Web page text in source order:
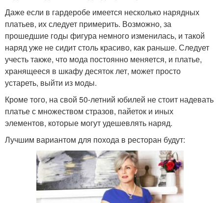
Даже если в гардеробе имеется несколько нарядных
платьев, их следует примерить. Возможно, за
прошедшие годы фигура немного изменилась, и такой
наряд уже не сидит столь красиво, как раньше. Следует
учесть также, что мода постоянно меняется, и платье,
хранящееся в шкафу десяток лет, может просто
устареть, выйти из моды.
Кроме того, на свой 50-летний юбилей не стоит надевать
платье с множеством стразов, пайеток и иных
элементов, которые могут удешевлять наряд.
Лучшим вариантом для похода в ресторан будут: